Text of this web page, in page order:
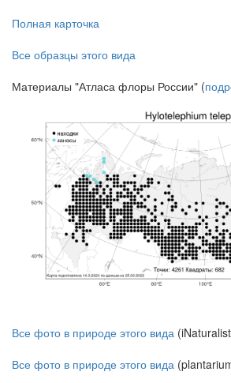
Полная карточка
Все образцы этого вида
Материалы "Атласа флоры России" (
Все фото в природе этого вида
Все фото в природе этого вида